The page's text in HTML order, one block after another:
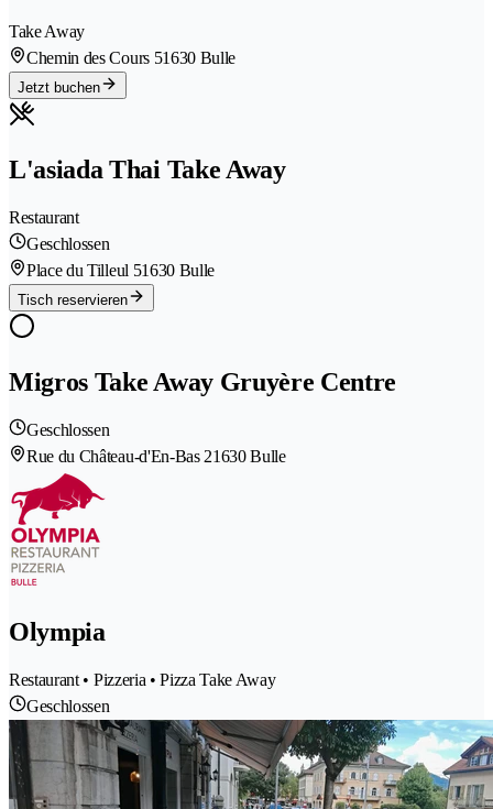
Take Away
Chemin des Cours 51630 Bulle
Jetzt buchen
L'asiada Thai Take Away
Restaurant
Geschlossen
Place du Tilleul 51630 Bulle
Tisch reservieren
Migros Take Away Gruyère Centre
Geschlossen
Rue du Château-d'En-Bas 21630 Bulle
Olympia
Restaurant • Pizzeria • Pizza Take Away
Geschlossen